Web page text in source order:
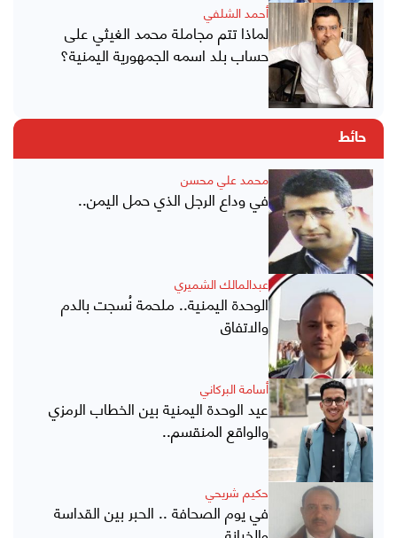
أحمد الشلفي
لماذا تتم مجاملة محمد الغيثي على
حساب بلد اسمه الجمهورية اليمنية؟
حائط
محمد علي محسن
في وداع الرجل الذي حمل اليمن..
عبدالمالك الشميري
الوحدة اليمنية.. ملحمة نُسجت بالدم
والاتفاق
أسامة البركاني
عيد الوحدة اليمنية بين الخطاب الرمزي
والواقع المنقسم..
حكيم شريحي
في يوم الصحافة .. الحبر بين القداسة